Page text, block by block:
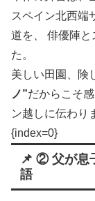
スペイン北西端
道を、 俳優陣と
た。
美しい田園、険
ノ”だからこそ
ン越しに伝わり
{index=0}
📌 ② 父が息
語